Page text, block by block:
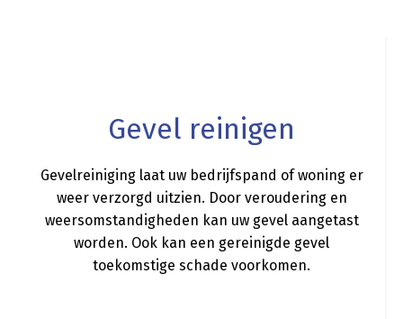
Gevel reinigen
Gevelreiniging laat uw bedrijfspand of woning er
weer verzorgd uitzien. Door veroudering en
weersomstandigheden kan uw gevel aangetast
worden. Ook kan een gereinigde gevel
toekomstige schade voorkomen.